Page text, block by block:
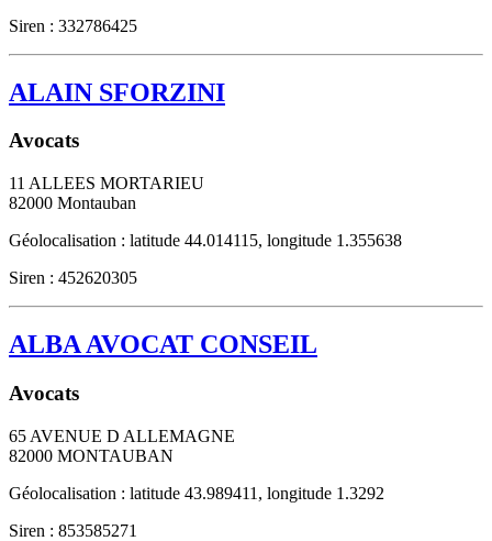
Siren : 332786425
ALAIN SFORZINI
Avocats
11 ALLEES MORTARIEU
82000 Montauban
Géolocalisation : latitude 44.014115, longitude 1.355638
Siren : 452620305
ALBA AVOCAT CONSEIL
Avocats
65 AVENUE D ALLEMAGNE
82000 MONTAUBAN
Géolocalisation : latitude 43.989411, longitude 1.3292
Siren : 853585271